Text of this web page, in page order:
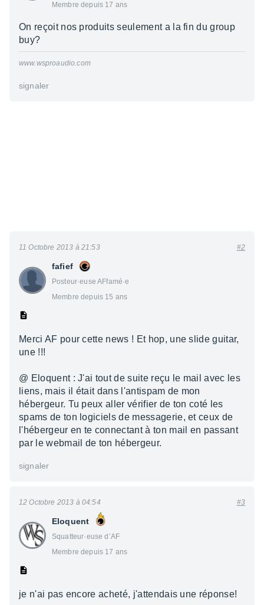
Membre depuis 17 ans
On reçoit nos produits seulement a la fin du group
buy?
www.wsproaudio.com
signaler
fafief
Posteur·euse AFfamé·e
Membre depuis 15 ans
11 Octobre 2013 à 21:53 #2
Merci AF pour cette news ! Et hop, une slide guitar,
une !!!
@ Eloquent : J'ai tout de suite reçu le mail avec les
liens, mais il était dans l'antispam de mon
hébergeur. Tu peux aller vérifier de ton coté les
spams de ton logiciels de messagerie, et ceux de
l'hébergeur en te connectant à ton mail en passant
par le webmail de ton hébergeur.
signaler
Eloquent
Squatteur·euse d’AF
Membre depuis 17 ans
12 Octobre 2013 à 04:54 #3
je n'ai pas encore acheté, j'attendais une réponse!